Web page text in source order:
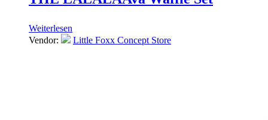
Weiterlesen
Vendor:
Little Foxx Concept Store